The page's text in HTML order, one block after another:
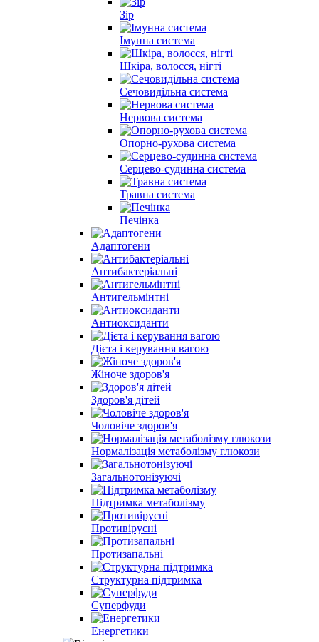
Зір
Імунна система
Шкіра, волосся, нігті
Сечовидільна система
Нервова система
Опорно-рухова система
Серцево-судинна система
Травна система
Печінка
Адаптогени
Антибактеріальні
Антигельмінтні
Антиоксиданти
Дієта і керування вагою
Жіноче здоров'я
Здоров'я дітей
Чоловіче здоров'я
Нормалізація метаболізму глюкози
Загальнотонізуючі
Підтримка метаболізму
Противірусні
Протизапальні
Структурна підтримка
Суперфуди
Енергетики